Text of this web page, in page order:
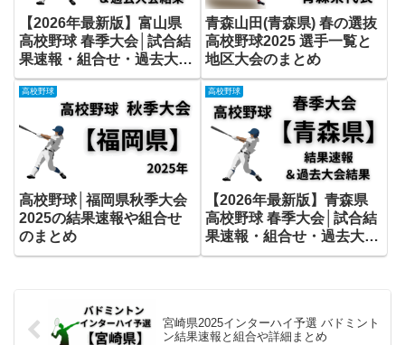
【2026年最新版】富山県
高校野球 春季大会│試合結
果速報・組合せ・過去大会
成績まとめ
青森山田(青森県) 春の選抜
高校野球2025 選手一覧と
地区大会のまとめ
高校野球
高校野球│福岡県秋季大会
2025の結果速報や組合せ
のまとめ
高校野球
【2026年最新版】青森県
高校野球 春季大会│試合結
果速報・組合せ・過去大会
成績まとめ
宮崎県2025インターハイ予選 バドミント
ン結果速報と組合や詳細まとめ